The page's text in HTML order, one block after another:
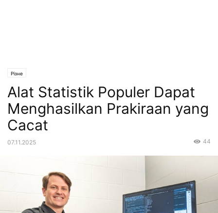
Різне
Alat Statistik Populer Dapat
Menghasilkan Prakiraan yang
Cacat
07.11.2025 44